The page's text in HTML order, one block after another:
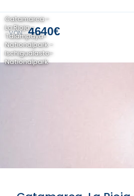
VON 4640€
Catamarca -
La Rioja -
Talampaya-
Nationalpark -
Ischigualasto-
Nationalpark